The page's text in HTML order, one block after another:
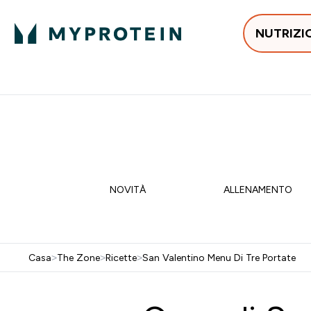
NOVITÀ ALLENAMENTO
Casa>The Zone>Ricette>San Valentino Menu Di Tre Portate